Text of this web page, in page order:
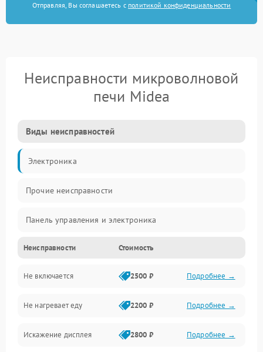
Отправляя, Вы соглашаетесь с политикой конфиденциальности
Неисправности микроволновой
печи Midea
Виды неисправностей
Электроника
Прочие неисправности
Панель управления и электроника
Дверца и корпус
Механика и внутренние элементы
Механические повреждения
Питание и запуск
Неисправности Стоимость
Не включается 2500 ₽ Подробнее →
Не нагревает еду 2200 ₽ Подробнее →
Искажение дисплея 2800 ₽ Подробнее →